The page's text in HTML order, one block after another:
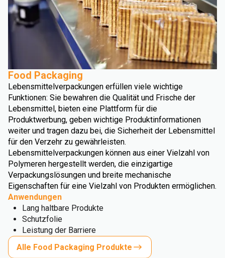
Food Packaging
Lebensmittelverpackungen erfüllen viele wichtige
Funktionen: Sie bewahren die Qualität und Frische der
Lebensmittel, bieten eine Plattform für die
Produktwerbung, geben wichtige Produktinformationen
weiter und tragen dazu bei, die Sicherheit der Lebensmittel
für den Verzehr zu gewährleisten.
Lebensmittelverpackungen können aus einer Vielzahl von
Polymeren hergestellt werden, die einzigartige
Verpackungslösungen und breite mechanische
Eigenschaften für eine Vielzahl von Produkten ermöglichen.
Anwendungen
Lang haltbare Produkte
Schutzfolie
Leistung der Barriere
Alle Food Packaging Produkte